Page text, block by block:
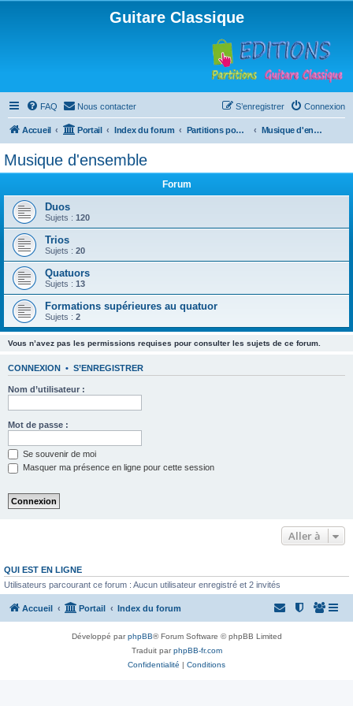
Guitare Classique
FAQ Nous contacter Connexion
S’enregistrer
Accueil Portail Index du forum Partitions pour guitare en libre téléchargement Musique d'ensemble
Musique d'ensemble
Forum
Duos
Sujets : 120
Trios
Sujets : 20
Quatuors
Sujets : 13
Formations supérieures au quatuor
Sujets : 2
Vous n’avez pas les permissions requises pour consulter les sujets de ce forum.
CONNEXION • S’ENREGISTRER
Nom d’utilisateur :
Mot de passe :
Se souvenir de moi
Masquer ma présence en ligne pour cette session
Aller à
QUI EST EN LIGNE
Utilisateurs parcourant ce forum : Aucun utilisateur enregistré et 2 invités
Accueil Portail Index du forum
Développé parphpBB® Forum Software © phpBB Limited
Traduit parphpBB-fr.com
Confidentialité | Conditions